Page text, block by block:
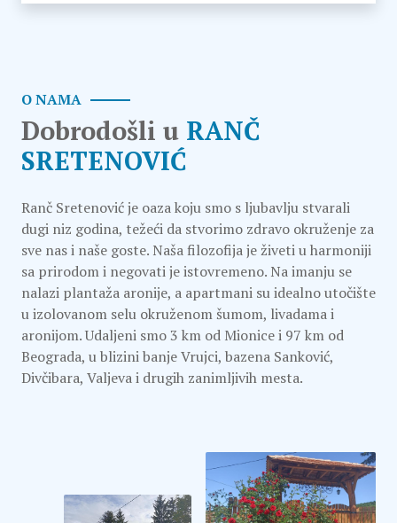
O NAMA
Dobrodošli u RANČ
SRETENOVIĆ
Ranč Sretenović je oaza koju smo s ljubavlju stvarali
dugi niz godina, težeći da stvorimo zdravo okruženje za
sve nas i naše goste. Naša filozofija je živeti u harmoniji
sa prirodom i negovati je istovremeno. Na imanju se
nalazi plantaža aronije, a apartmani su idealno utočište
u izolovanom selu okruženom šumom, livadama i
aronijom. Udaljeni smo 3 km od Mionice i 97 km od
Beograda, u blizini banje Vrujci, bazena Sanković,
Divčibara, Valjeva i drugih zanimljivih mesta.